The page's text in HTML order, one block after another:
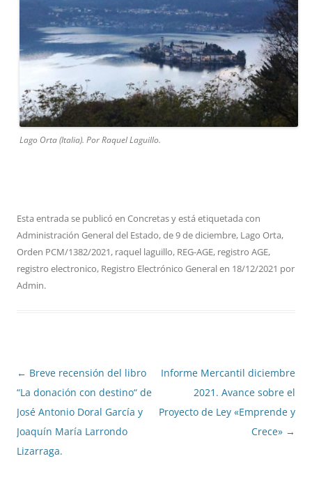
Lago Orta (Italia). Por Raquel Laguillo.
Esta entrada se publicó en Concretasy está etiquetada con
Administración General del Estado,de 9 de diciembre, Lago Orta,
Orden PCM/1382/2021, raquel laguillo, REG-AGE, registro AGE,
registro electronico, Registro Electrónico Generalen 18/12/2021 por
Admin.
Navegación
de
entradas
← Breve recensión del libro
“La donación con destino“ de
José Antonio Doral García y
Joaquín María Larrondo
Lizarraga.
Informe Mercantil diciembre
2021. Avance sobre el
Proyecto de Ley «Emprende y
Crece» →